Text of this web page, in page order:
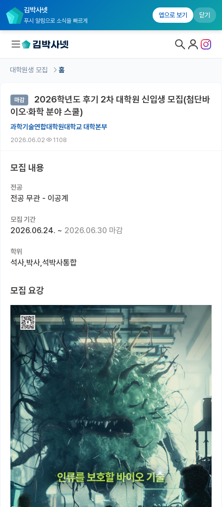
김박사넷
푸시 알림으로 소식을 빠르게
앱으로 보기 닫기
대학원생 모집 홈
기관별 모집 정보
연구실별 모집 정보
전공별 모집 정보
국내대학원 정보
연구실&오픈랩
커리어
반도체 아카데미
재팬라운지 🌸
대학원생 모집 홈
마감
2026학년도 후기 2차 대학원 신입생 모집(첨단바
이오·화학 분야 스쿨)
과학기술연합대학원대학교 대학본부
2026.06.02 1108
모집 내용
전공
전공 무관 - 이공계
모집 기간
2026.06.24. ~ 2026.06.30 마감
학위
석사,박사,석박사통합
모집 요강